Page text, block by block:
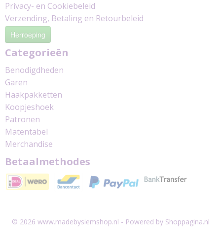
Privacy- en Cookiebeleid
Verzending, Betaling en Retourbeleid
Herroeping
Categorieën
Benodigdheden
Garen
Haakpakketten
Koopjeshoek
Patronen
Matentabel
Merchandise
Betaalmethodes
© 2026 www.madebysiemshop.nl - Powered by Shoppagina.nl